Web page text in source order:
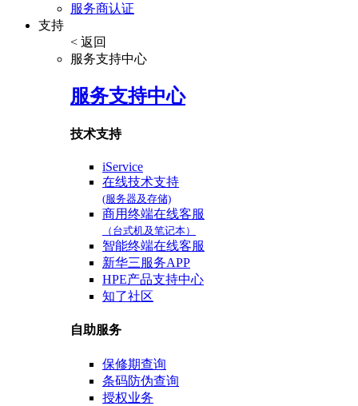
服务商认证
支持
< 返回
服务支持中心
服务支持中心
技术支持
iService
在线技术支持
(服务器及存储)
商用终端在线客服
（台式机及笔记本）
智能终端在线客服
新华三服务APP
HPE产品支持中心
知了社区
自助服务
保修期查询
条码防伪查询
授权业务